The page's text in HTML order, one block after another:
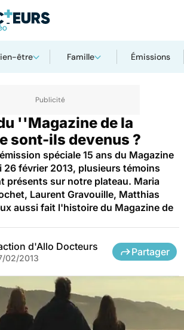
être Famille Émissions
''Magazine de la
sont-ils devenus ?
spéciale 15 ans du Magazine
26 février 2013, plusieurs témoins
présents sur notre plateau. Maria
Laurent Gravouille, Matthias
aussi fait l'histoire du Magazine de
d'Allo Docteurs
02/2013
Partager